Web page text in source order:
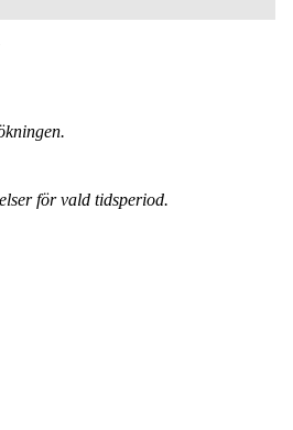
för vald tidsperiod.